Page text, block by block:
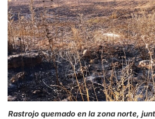
Rastrojo quemado en la zona norte,